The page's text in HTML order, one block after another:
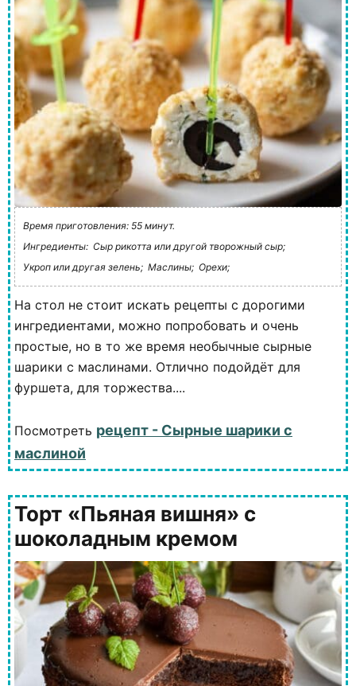
Время приготовления: 55 минут.
Ингредиенты: Сыр рикотта или другой творожный сыр;
Укроп или другая зелень; Маслины; Орехи;
На стол не стоит искать рецепты с дорогими
ингредиентами, можно попробовать и очень
простые, но в то же время необычные сырные
шарики с маслинами. Отлично подойдёт для
фуршета, для торжества....
Посмотреть рецепт - Сырные шарики с
маслиной
Торт «Пьяная вишня» с
шоколадным кремом